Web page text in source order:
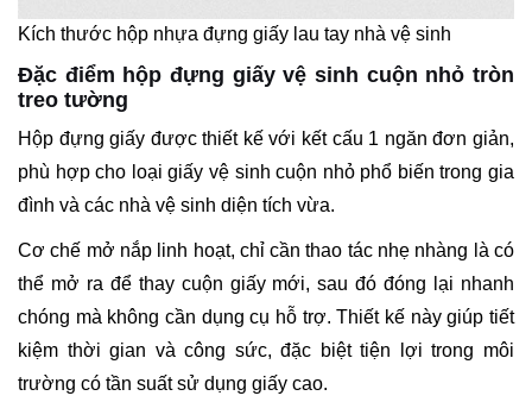
Kích thước hộp nhựa đựng giấy lau tay nhà vệ sinh
Đặc điểm hộp đựng giấy vệ sinh cuộn nhỏ tròn
treo tường
Hộp đựng giấy được thiết kế với kết cấu 1 ngăn đơn giản,
phù hợp cho loại giấy vệ sinh cuộn nhỏ phổ biến trong gia
đình và các nhà vệ sinh diện tích vừa.
Cơ chế mở nắp linh hoạt, chỉ cần thao tác nhẹ nhàng là có
thể mở ra để thay cuộn giấy mới, sau đó đóng lại nhanh
chóng mà không cần dụng cụ hỗ trợ. Thiết kế này giúp tiết
kiệm thời gian và công sức, đặc biệt tiện lợi trong môi
trường có tần suất sử dụng giấy cao.